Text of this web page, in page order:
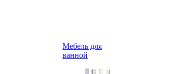
Мебель для
ванной